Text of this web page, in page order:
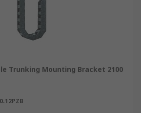
Trunking Mounting Bracket 2100